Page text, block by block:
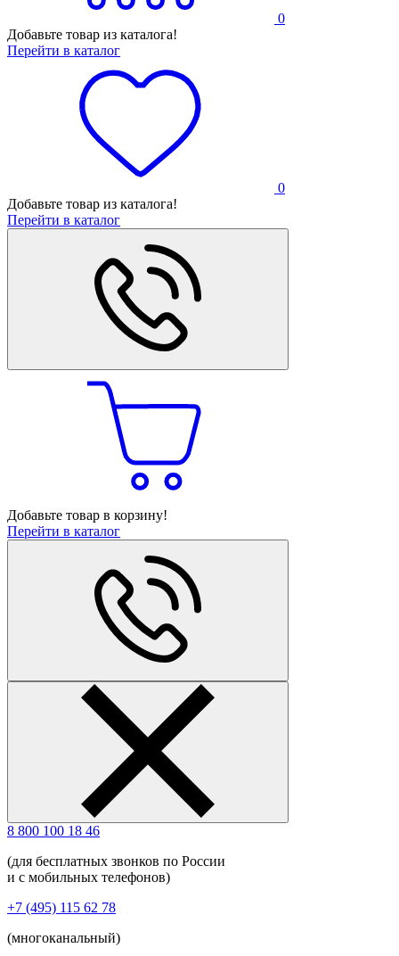
0
Добавьте товар из каталога!
Перейти в каталог
0
Добавьте товар из каталога!
Перейти в каталог
Добавьте товар в корзину!
Перейти в каталог
8 800 100 18 46
(для бесплатных звонков по России
и с мобильных телефонов)
+7 (495) 115 62 78
(многоканальный)